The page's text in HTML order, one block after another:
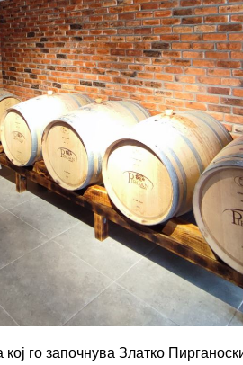
го започнува Златко